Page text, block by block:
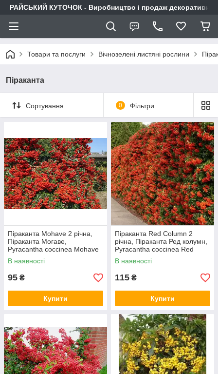
РАЙСЬКИЙ КУТОЧОК - Виробництво і продаж декоративних
Товари та послуги Вічнозелені листяні рослини
Піраканта
Сортування 0 Фільтри
Піраканта Mohave 2 річна,
Піраканта Могаве,
Pyracantha coccinea Mohave
В наявності
95 ₴
Купити
Піраканта Red Column 2
річна, Піраканта Ред колумн,
Pyracantha coccinea Red
Column
В наявності
115 ₴
Купити